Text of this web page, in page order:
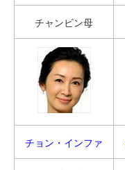
チャンビン母
チョン・インファ